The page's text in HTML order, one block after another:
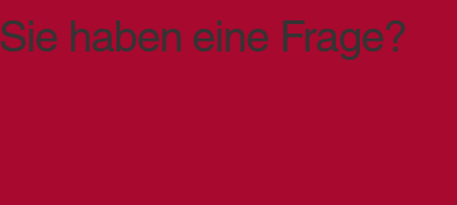
Sie haben eine Frage?